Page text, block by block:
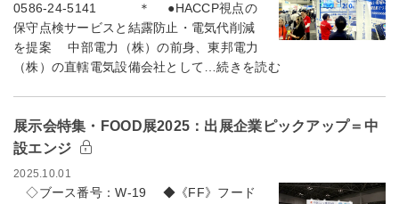
0586-24-5141 ＊ ●HACCP視点の
保守点検サービスと結露防止・電気代削減
を提案 中部電力（株）の前身、東邦電力
（株）の直轄電気設備会社として…続きを読む
展示会特集・FOOD展2025：出展企業ピックアップ＝中
設エンジ
2025.10.01
◇ブース番号：W-19 ◆《FF》フード